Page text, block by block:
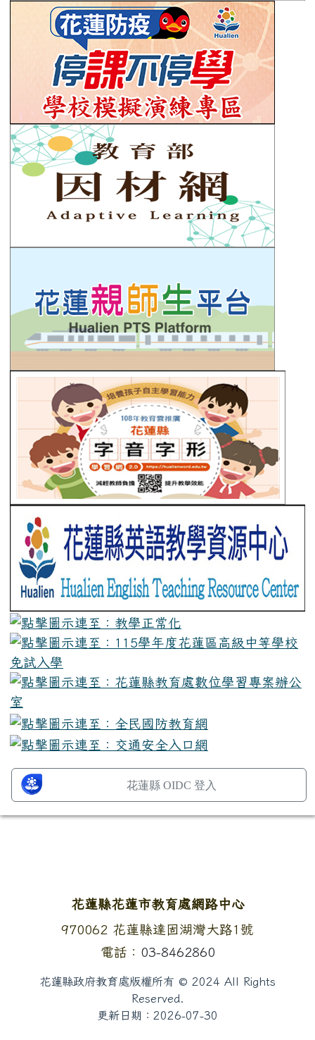
花蓮縣 OIDC 登入
頁尾區域內容
花蓮縣花蓮市教育處網路中心
地址：
970062 花蓮縣達固湖灣大路1號
電話： 03-8462860
花蓮縣政府教育處版權所有 © 2024 All Rights
Reserved.
更新日期： 2026-07-30